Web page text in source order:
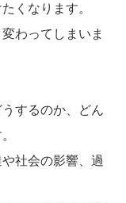
くなります。
わってしまいま
するのか、どん
社会の影響、過